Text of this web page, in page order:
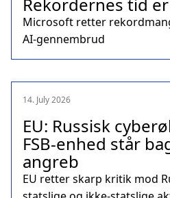
Microsoft retter
AI-gennembrud
14. July 2026
EU: Russisk
FSB-enhed står
angreb
EU retter skarp kritik mod